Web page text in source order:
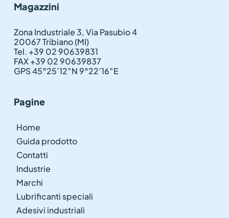
Magazzini
Zona Industriale 3, Via Pasubio 4
20067 Tribiano (MI)
Tel. +39 02 90639831
FAX +39 02 90639837
GPS 45°25’12″N 9°22’16″E
Pagine
Home
Guida prodotto
Contatti
Industrie
Marchi
Lubrificanti speciali
Adesivi industriali